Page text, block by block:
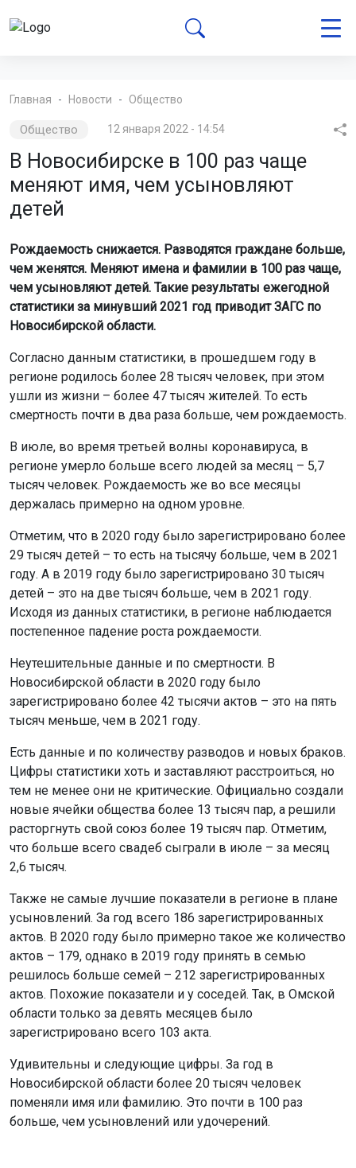
Главная Новости Общество
Общество 12 января 2022 - 14:54
В Новосибирске в 100 раз чаще
меняют имя, чем усыновляют
детей
Рождаемость снижается. Разводятся граждане больше,
чем женятся. Меняют имена и фамилии в 100 раз чаще,
чем усыновляют детей. Такие результаты ежегодной
статистики за минувший 2021 год приводит ЗАГС по
Новосибирской области.
Согласно данным статистики, в прошедшем году в
регионе родилось более 28 тысяч человек, при этом
ушли из жизни – более 47 тысяч жителей. То есть
смертность почти в два раза больше, чем рождаемость.
В июле, во время третьей волны коронавируса, в
регионе умерло больше всего людей за месяц – 5,7
тысяч человек. Рождаемость же во все месяцы
держалась примерно на одном уровне.
Отметим, что в 2020 году было зарегистрировано более
29 тысяч детей – то есть на тысячу больше, чем в 2021
году. А в 2019 году было зарегистрировано 30 тысяч
детей – это на две тысяч больше, чем в 2021 году.
Исходя из данных статистики, в регионе наблюдается
постепенное падение роста рождаемости.
Неутешительные данные и по смертности. В
Новосибирской области в 2020 году было
зарегистрировано более 42 тысячи актов – это на пять
тысяч меньше, чем в 2021 году.
Есть данные и по количеству разводов и новых браков.
Цифры статистики хоть и заставляют расстроиться, но
тем не менее они не критические. Официально создали
новые ячейки общества более 13 тысяч пар, а решили
расторгнуть свой союз более 19 тысяч пар. Отметим,
что больше всего свадеб сыграли в июле – за месяц
2,6 тысяч.
Также не самые лучшие показатели в регионе в плане
усыновлений. За год всего 186 зарегистрированных
актов. В 2020 году было примерно такое же количество
актов – 179, однако в 2019 году принять в семью
решилось больше семей – 212 зарегистрированных
актов. Похожие показатели и у соседей. Так, в Омской
области только за девять месяцев было
зарегистрировано всего 103 акта.
Удивительны и следующие цифры. За год в
Новосибирской области более 20 тысяч человек
поменяли имя или фамилию. Это почти в 100 раз
больше, чем усыновлений или удочерений.